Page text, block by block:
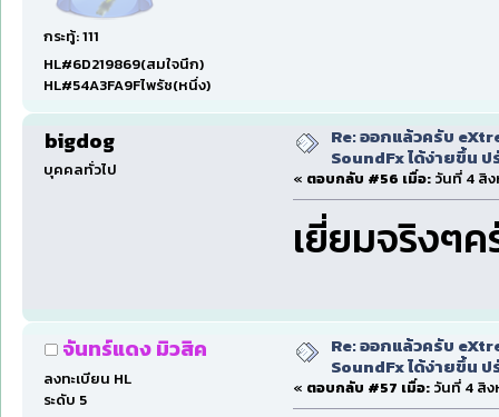
กระทู้: 111
HL#6D219869(สมใจนึก)
HL#54A3FA9Fไพรัช(หนึ่ง)
bigdog
บุคคลทั่วไป
Re: ออกแล้วครับ
SoundFx ได้ง่ายขึ้น
« ตอบกลับ #56 เมื่อ: วันที่ 4 สิง
เยี่ยมจริงๆ
จันทร์แดง มิวสิค
ลงทะเบียน HL
ระดับ 5
Re: ออกแล้วครับ
SoundFx ได้ง่ายขึ้น
« ตอบกลับ #57 เมื่อ: วันที่ 4 สิ